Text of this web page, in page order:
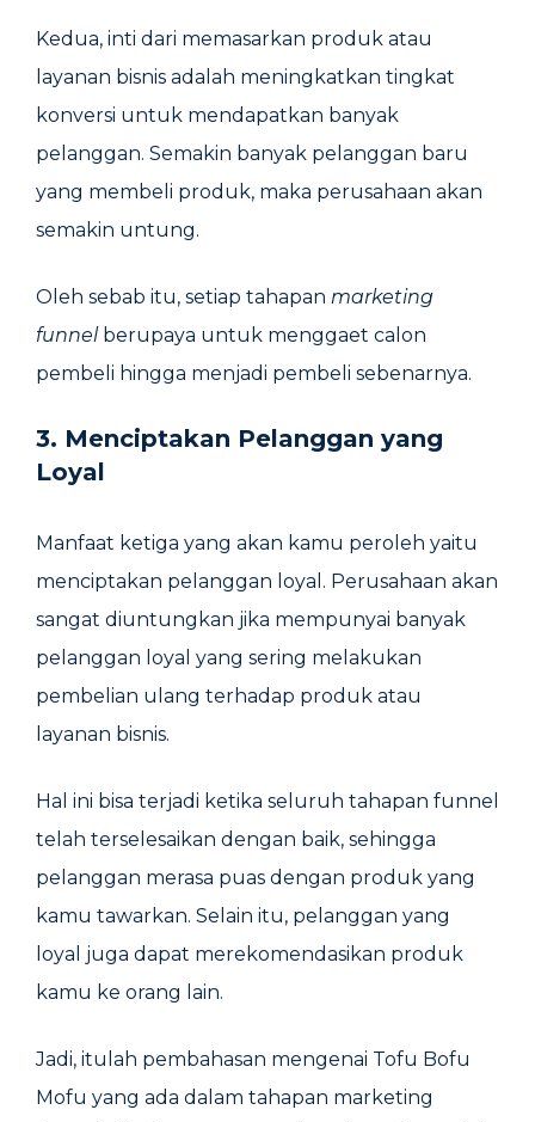
Kedua, inti dari memasarkan produk atau
layanan bisnis adalah meningkatkan tingkat
konversi untuk mendapatkan banyak
pelanggan. Semakin banyak pelanggan baru
yang membeli produk, maka perusahaan akan
semakin untung.
Oleh sebab itu, setiap tahapan marketing
funnelberupaya untuk menggaet calon
pembeli hingga menjadi pembeli sebenarnya.
3. Menciptakan Pelanggan yang
Loyal
Manfaat ketiga yang akan kamu peroleh yaitu
menciptakan pelanggan loyal. Perusahaan akan
sangat diuntungkan jika mempunyai banyak
pelanggan loyal yang sering melakukan
pembelian ulang terhadap produk atau
layanan bisnis.
Hal ini bisa terjadi ketika seluruh tahapan funnel
telah terselesaikan dengan baik, sehingga
pelanggan merasa puas dengan produk yang
kamu tawarkan. Selain itu, pelanggan yang
loyal juga dapat merekomendasikan produk
kamu ke orang lain.
Jadi, itulah pembahasan mengenai Tofu Bofu
Mofu yang ada dalam tahapan marketing